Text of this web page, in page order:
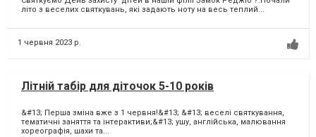
літо з веселих святкувань, які задають ноту на весь теплий...
1 червня 2023 р.
Літній табір для діточок 5-10 років
&#13; Перша зміна вже з 1 червня!&#13; &#13; веселі святкування,
тематичні заняття та інтерактиви;&#13; ушу, англійська, малювання
хореографія, шахи та...